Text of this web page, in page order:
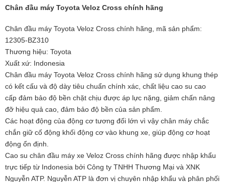
Chân đầu máy Toyota Veloz Cross chính hãng
Chân đầu máy Toyota Veloz Cross chính hãng, mã sản phẩm:
12305-BZ310
Thương hiệu: Toyota
Xuất xứ: Indonesia
Chân đầu máy Toyota Veloz Cross chính hãng sử dụng khung thép
có kết cấu và độ dày tiêu chuẩn chính xác, chất liệu cao su cao
cấp đảm bảo độ bền chặt chịu được áp lực nặng, giảm chấn nâng
đỡ hiệu quả cao, đảm bảo độ bền của sản phẩm.
Các hoạt động của động cơ tương đối lớn vì vậy chân máy chắc
chắn giữ cố động khối động cơ vào khung xe, giúp động cơ hoạt
động ổn định.
Cao su chân đầu máy xe Veloz Cross chính hãng được nhập khẩu
trực tiếp từ Indonesia bởi Công ty TNHH Thương Mại và XNK
Nguyễn ATP. Nguyễn ATP là đơn vị chuyên nhập khẩu và phân phối